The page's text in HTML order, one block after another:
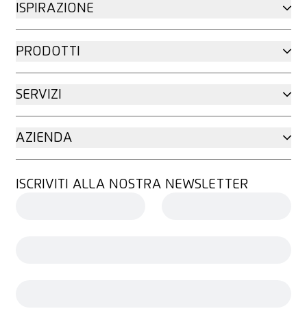
ISPIRAZIONE
PRODOTTI
SERVIZI
AZIENDA
ISCRIVITI ALLA NOSTRA NEWSLETTER